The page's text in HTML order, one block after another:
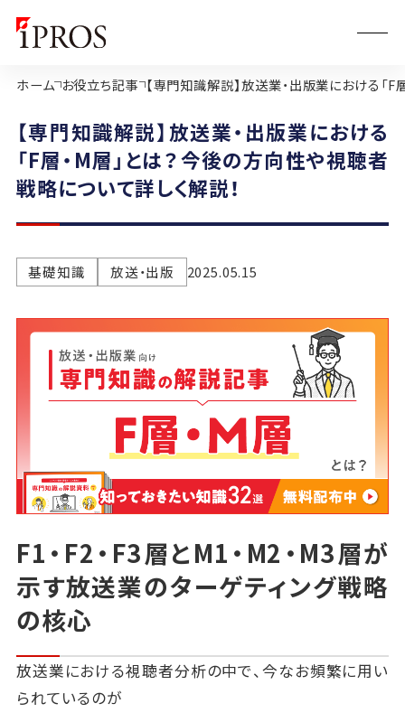
ホーム お役立ち記事 【専門知識解説】放送業・出版業における「
【専門知識解説】放送業・出版業における
「F層・M層」とは？今後の方向性や視聴者
戦略について詳しく解説！
基礎知識 放送・出版 2025.05.15
F1・F2・F3層とM1・M2・M3層が
示す放送業のターゲティング戦略
の核心
放送業における視聴者分析の中で、今なお頻繁に用い
られているのが